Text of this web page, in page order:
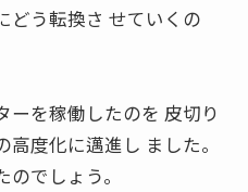
どう転換さ せていくの
ーを稼働したのを 皮切り
度化に邁進し ました。
でしょう。